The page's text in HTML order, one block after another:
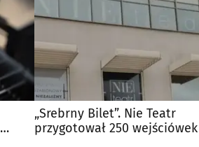
„Srebrny Bilet”. Nie Teatr
przygotował 250 wejściówek